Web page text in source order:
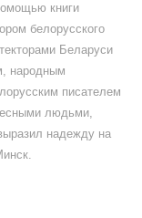
книги
белорусского
Беларуси
народным
писателем
людьми,
надежду на